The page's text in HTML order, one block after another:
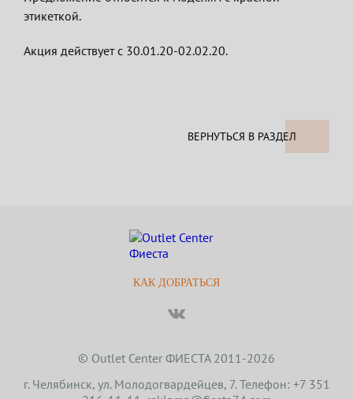
этикеткой.
Акция действует с 30.01.20-02.02.20.
ВЕРНУТЬСЯ В РАЗДЕЛ
КАК ДОБРАТЬСЯ
© Outlet Center ФИЕСТА 2011-2026
г. Челябинск, ул. Молодогвардейцев, 7. Телефон: +7 351